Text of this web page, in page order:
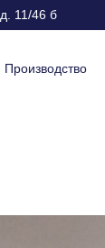
11/46 б
Производство